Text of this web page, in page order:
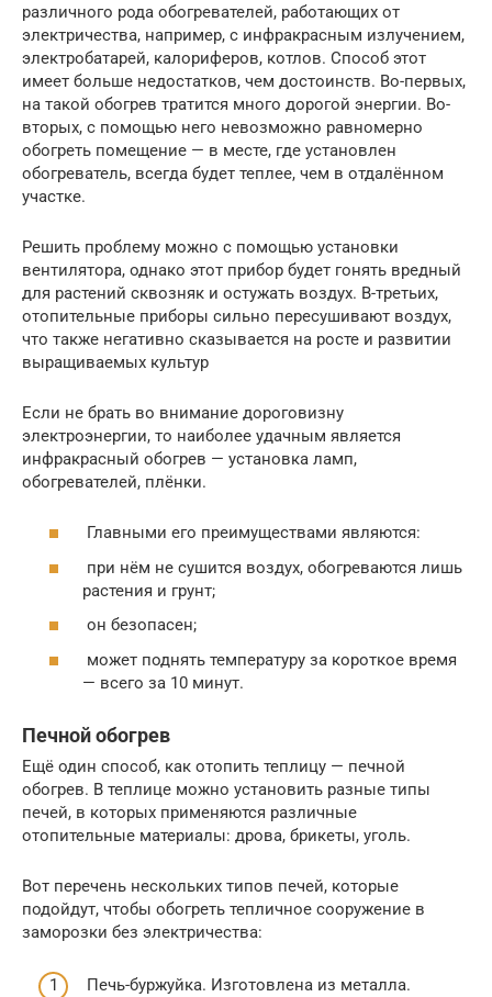
различного рода обогревателей, работающих от
электричества, например, с инфракрасным излучением,
электробатарей, калориферов, котлов. Способ этот
имеет больше недостатков, чем достоинств. Во-первых,
на такой обогрев тратится много дорогой энергии. Во-
вторых, с помощью него невозможно равномерно
обогреть помещение — в месте, где установлен
обогреватель, всегда будет теплее, чем в отдалённом
участке.
Решить проблему можно с помощью установки
вентилятора, однако этот прибор будет гонять вредный
для растений сквозняк и остужать воздух. В-третьих,
отопительные приборы сильно пересушивают воздух,
что также негативно сказывается на росте и развитии
выращиваемых культур
Если не брать во внимание дороговизну
электроэнергии, то наиболее удачным является
инфракрасный обогрев — установка ламп,
обогревателей, плёнки.
Главными его преимуществами являются:
при нём не сушится воздух, обогреваются лишь
растения и грунт;
он безопасен;
может поднять температуру за короткое время
— всего за 10 минут.
Печной обогрев
Ещё один способ, как отопить теплицу — печной
обогрев. В теплице можно установить разные типы
печей, в которых применяются различные
отопительные материалы: дрова, брикеты, уголь.
Вот перечень нескольких типов печей, которые
подойдут, чтобы обогреть тепличное сооружение в
заморозки без электричества:
Печь-буржуйка. Изготовлена из металла.